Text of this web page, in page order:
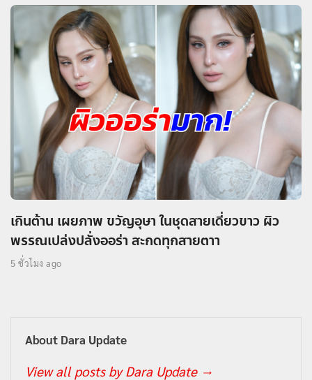
เกินต้าน เผยภาพ ขวัญอุษา ในชุดสายเดี่ยวขาว ผิว
พรรณเปล่งปลั่งออร่า สะกดทุกสายตาา
5 ชั่วโมง ago
About Dara Update
View all posts by Dara Update →